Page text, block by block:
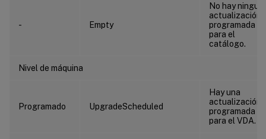
- Empty
No hay
actualización
programada
para el
catálogo.
Nivel de máquina
Programado UpgradeScheduled
Hay una
actualización
programada
para el VDA.